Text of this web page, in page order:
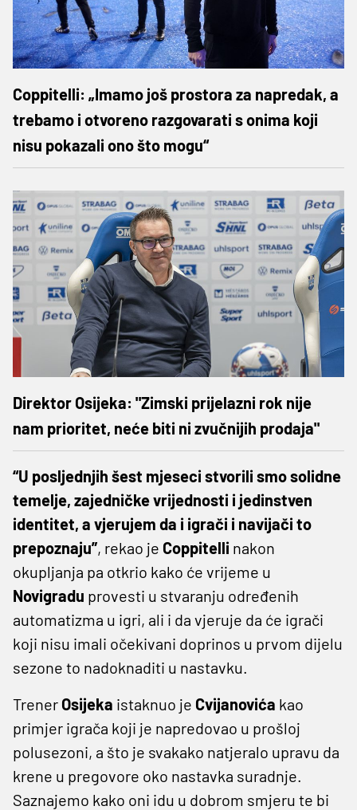
Coppitelli: „Imamo još prostora za napredak, a
trebamo i otvoreno razgovarati s onima koji
nisu pokazali ono što mogu“
Direktor Osijeka: "Zimski prijelazni rok nije
nam prioritet, neće biti ni zvučnijih prodaja"
“U posljednjih šest mjeseci stvorili smo solidne
temelje, zajedničke vrijednosti i jedinstven
identitet, a vjerujem da i igrači i navijači to
prepoznaju”, rekao je Coppitelli nakon
okupljanja pa otkrio kako će vrijeme u
Novigradu provesti u stvaranju određenih
automatizma u igri, ali i da vjeruje da će igrači
koji nisu imali očekivani doprinos u prvom dijelu
sezone to nadoknaditi u nastavku.
Trener Osijeka istaknuo je Cvijanovića kao
primjer igrača koji je napredovao u prošloj
polusezoni, a što je svakako natjeralo upravu da
krene u pregovore oko nastavka suradnje.
Saznajemo kako oni idu u dobrom smjeru te bi